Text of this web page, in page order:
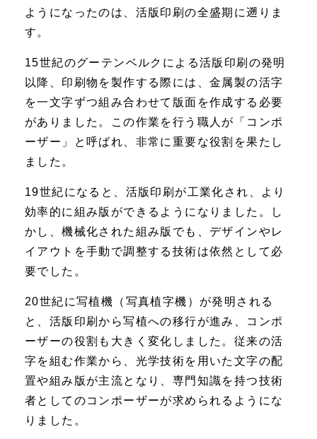
ようになったのは、活版印刷の全盛期に遡りま
す。
15世紀のグーテンベルクによる活版印刷の発明
以降、印刷物を製作する際には、金属製の活字
を一文字ずつ組み合わせて版面を作成する必要
がありました。この作業を行う職人が「コンポ
ーザー」と呼ばれ、非常に重要な役割を果たし
ました。
19世紀になると、活版印刷が工業化され、より
効率的に組み版ができるようになりました。し
かし、機械化された組み版でも、デザインやレ
イアウトを手動で調整する技術は依然として必
要でした。
20世紀に写植機（写真植字機）が発明される
と、活版印刷から写植への移行が進み、コンポ
ーザーの役割も大きく変化しました。従来の活
字を組む作業から、光学技術を用いた文字の配
置や組み版が主流となり、専門知識を持つ技術
者としてのコンポーザーが求められるようにな
りました。